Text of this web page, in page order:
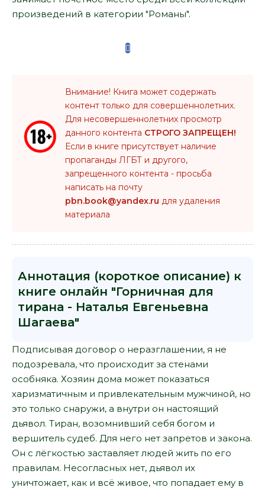
произведений в категории "Романы".
Внимание! Книга может содержать
контент только для совершеннолетних.
Для несовершеннолетних просмотр
данного контента СТРОГО ЗАПРЕЩЕН!
Если в книге присутствует наличие
пропаганды ЛГБТ и другого,
запрещенного контента - просьба
написать на почту
pbn.book@yandex.ru для удаления
материала
Аннотация (короткое описание) к
книге онлайн "Горничная для
тирана - Наталья Евгеньевна
Шагаева"
Подписывая договор о неразглашении, я не
подозревала, что происходит за стенами
особняка. Хозяин дома может показаться
харизматичным и привлекательным мужчиной, но
это только снаружи, а внутри он настоящий
дьявол. Тиран, возомнивший себя богом и
вершитель судеб. Для него нет запретов и закона.
Он с лёгкостью заставляет людей жить по его
правилам. Несогласных нет, дьявол их
уничтожает, как и всё живое, что попадает ему в